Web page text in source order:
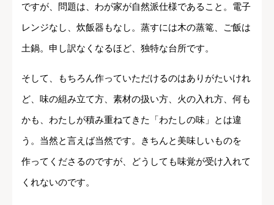
ですが、問題は、わが家が自然派仕様であること。電子
レンジなし、炊飯器もなし。蒸すには木の蒸篭、ご飯は
土鍋。申し訳なくなるほど、独特な台所です。
そして、もちろん作っていただけるのはありがたいけれ
ど、味の組み立て方、素材の扱い方、火の入れ方、何も
かも、わたしが積み重ねてきた「わたしの味」とは違
う。当然と言えば当然です。きちんと美味しいものを
作ってくださるのですが、どうしても味覚が受け入れて
くれないのです。